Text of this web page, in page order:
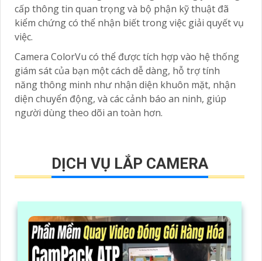
cấp thông tin quan trọng và bộ phận kỹ thuật đã
kiểm chứng có thể nhận biết trong việc giải quyết vụ
việc.
Camera ColorVu có thể được tích hợp vào hệ thống
giám sát của bạn một cách dễ dàng, hỗ trợ tính
năng thông minh như nhận diện khuôn mặt, nhận
diện chuyển động, và các cảnh báo an ninh, giúp
người dùng theo dõi an toàn hơn.
DỊCH VỤ LẮP CAMERA